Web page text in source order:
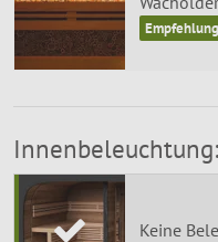
Innenbeleuchtung:
Keine